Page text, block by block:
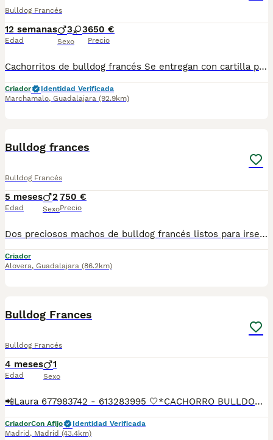
Bulldog Francés
12 semanas
Edad
3 3
Sexo
650 €
Precio
Cachorritos de bulldog francés Se entregan con cartilla pasaporte Desparasitados y vacunados a su correspondiente edad Criados en ambiente familiar y en montaña ⛰️para más información al WhatsApp de 616121781 por red normal no tengo cobertura un saludo y gracias
Criador
Identidad Verificada
Marchamalo, Guadalajara (92.9km)
Bulldog frances
Bulldog Francés
5 meses
Edad
2
Sexo
750 €
Precio
Dos preciosos machos de bulldog francés listos para irse a su nueva casa, excelente morfología y inmejorable carácter, nuestros perros son criados en ambiente familiar y sin jaulas, acostumbrados a niños perros y gatos, se entregan con las vacunas correspondientes, garantía vírica y genética por escrito, somos profesionales con muchos años de experiencia en la raza, hacemos el seguimiento desde el primer contacto con la familia hasta que estén totalmente adaptados, cualquier duda y información por WhatsApp 610489577 Se puede ver sin compromiso
Criador
Alovera, Guadalajara (86.2km)
Bulldog Frances
Bulldog Francés
4 meses
Edad
1
Sexo
📲Laura 677983742 - 613283995 🤍*CACHORRO BULLDOG FRANCES *🤍 ¿Buscas un nuevo compañero para tu hogar? ❤️ Tenemos preciosos cachorros listos para encontrar una familia responsable. ✅ Vacunados ✅ Desparasitados ✅ Cartilla sanitaria ✅ Garantías incluidas ✅ Máxima atención y cuidado Se hacen envíos a toda España: Andalucía: Almería, Cádiz, Córdoba, Granada, Huelva, Jaén, Málaga, Sevilla.Aragón: Huesca, Teruel, Zaragoza.Asturias: Oviedo.Baleares: Palma.Canarias: Las Palmas de Gran Canaria, Santa Cruz de Tenerife.Cantabria: Santander.Castilla-La Mancha: Albacete, Ciudad Real, Cuenca, Guadalajara, Toledo.Castilla y León: Ávila, Burgos, León, Palencia, Salamanca, Segovia, Soria, Valladolid, Zamora.Cataluña: Barcelona, Gerona (Girona), Lérida (Lleida), Tarragona.Comunidad Valenciana: Alicante, Castellón de la Plana, Valencia.Extremadura: Badajoz, Cáceres.Galicia: La Coruña (A Coruña), Lugo, Orense (Ourense), Pontevedra.La Rioja: Logroño.Madrid: Madrid.Murcia: Murcia.Navarra: Pamplona.País Vasco: Bilbao (Vizcaya), San Sebastián (Guipúzcoa), Vitoria (Álava). 🐾 Cachorros sanos, sociables y criados con mucho cariño. 📲 ¡Pregunta sin compromiso por disponibilidad, fotos y precios por mensaje privado!
CriadorCon Afijo
Identidad Verificada
Madrid , Madrid (43.4km)